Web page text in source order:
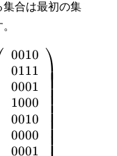
集合は最初の集
0010
0111
0001
1000
0010
0000
0001
⎟⎟⎟⎟⎟⎟⎟⎟⎟
⎟
⎞